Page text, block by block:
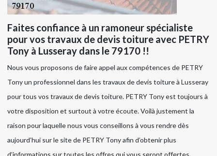
Faites confiance à un ramoneur spécialiste
pour vos travaux de devis toiture avec PETRY
Tony à Lusseray dans le 79170 !!
Nous vous proposons de faire appel aux compétences de PETRY
Tony un professionnel dans les travaux de devis toiture à Lusseray
pour tous vos travaux de devis toiture. PETRY Tony est toujours à
votre disposition et surtout à votre écoute. Voilà justement la
raison pour laquelle nous vous conseillons à vous rendre dès
aujourd’hui sur le site de PETRY Tony afin d’obtenir plus